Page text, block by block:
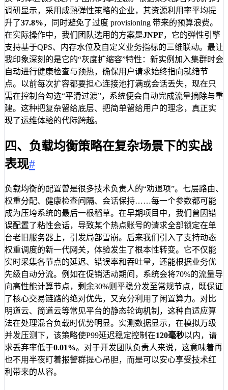
调研显示，采用成熟弹性策略的企业，其资源利用率平均提
升了37.8%，同时避免了过度 provisioning 带来的预算浪费。
在实际操作中，我们团队选用的方案是JNPF，它的弹性引擎
支持基于QPS、内存水位及自定义业务指标的三维联动。最让
我印象深刻的是它的“灰度扩缩容”特性：新实例加入集群时会
自动进行健康检查与预热，确保用户请求始终指向就绪节
点。以前每次扩容都要担心连接池打满或会话丢失，现在只
需在控制台勾选“平滑过渡”，系统便会自动完成流量摘除与重
建。这种把复杂留给底层、把简单留给用户的理念，真正实
现了运维体验的代际跨越。
四、负载均衡策略在复杂场景下的实战
表现#
负载均衡的配置曾是很多技术负责人的“劝退项”。七层路由、
权重分配、健康检查间隔、会话保持……每一个参数都可能
成为压垮系统的最后一根稻草。在早期项目中，我们曾因错
误配置了粘性会话，导致某个热点账号的请求全部锁定在单
台老旧服务器上，引发局部雪崩。后来我们引入了支持动态
权重调度的新一代网关，体验发生了根本性转变。它不仅能
实时采集各节点的延迟、错误率和吞吐量，还能根据业务优
先级自动分流。例如在促销活动期间，系统会将70%的流量导
向高性能计算节点，剩余30%则平稳分发至常规节点，既保证
了核心交易链路的绝对优先，又充分利用了闲置算力。对比
明道云、简道云等常见平台的静态轮询机制，这种自适应算
法在处理混合负载时优势明显。实测数据显示，在模拟万级
并发压测下，该策略使P99延迟稳定控制在120毫秒以内，请
求丢弃率低于0.01%。对于开发团队负责人来说，这意味着再
也不用半夜盯着报警群提心吊胆，而是可以安心享受技术红
利带来的从容。